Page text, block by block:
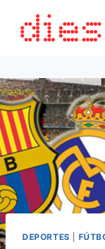
contenido
DEPORTES